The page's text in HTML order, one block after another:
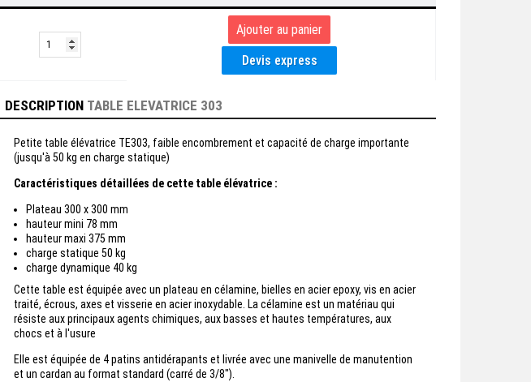
DESCRIPTION TABLE ELEVATRICE 303
Petite table élévatrice TE303, faible encombrement et capacité de charge importante
(jusqu'à 50 kg en charge statique)
Caractéristiques détaillées de cette table élévatrice :
Plateau 300 x 300 mm
hauteur mini 78 mm
hauteur maxi 375 mm
charge statique 50 kg
charge dynamique 40 kg
Cette table est équipée avec un plateau en célamine, bielles en acier epoxy, vis en acier
traité, écrous, axes et visserie en acier inoxydable. La célamine est un matériau qui
résiste aux principaux agents chimiques, aux basses et hautes températures, aux
chocs et à l'usure
Elle est équipée de 4 patins antidérapants et livrée avec une manivelle de manutention
et un cardan au format standard (carré de 3/8").